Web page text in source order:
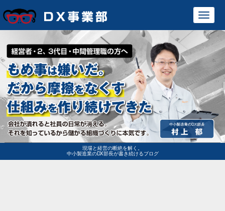
現場と経営の断絶を解く。
中小製造業のDX部長が書き続けるブログ